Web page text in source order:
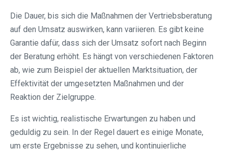
Die Dauer, bis sich die Maßnahmen der Vertriebsberatung
auf den Umsatz auswirken, kann variieren. Es gibt keine
Garantie dafür, dass sich der Umsatz sofort nach Beginn
der Beratung erhöht. Es hängt von verschiedenen Faktoren
ab, wie zum Beispiel der aktuellen Marktsituation, der
Effektivität der umgesetzten Maßnahmen und der
Reaktion der Zielgruppe.
Es ist wichtig, realistische Erwartungen zu haben und
geduldig zu sein. In der Regel dauert es einige Monate,
um erste Ergebnisse zu sehen, und kontinuierliche